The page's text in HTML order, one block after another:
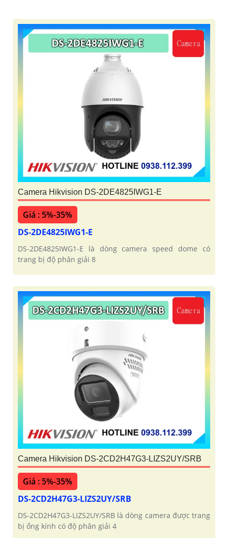
'
Camera Hikvision DS-2DE4825IWG1-E
Giá : 5%-35%
DS-2DE4825IWG1-E
DS-2DE4825IWG1-E là dòng camera speed dome có
trang bị độ phân giải 8
Camera Hikvision DS-2CD2H47G3-LIZS2UY/SRB
Giá : 5%-35%
DS-2CD2H47G3-LIZS2UY/SRB
DS-2CD2H47G3-LIZS2UY/SRB là dòng camera được trang
bị ống kính có độ phân giải 4